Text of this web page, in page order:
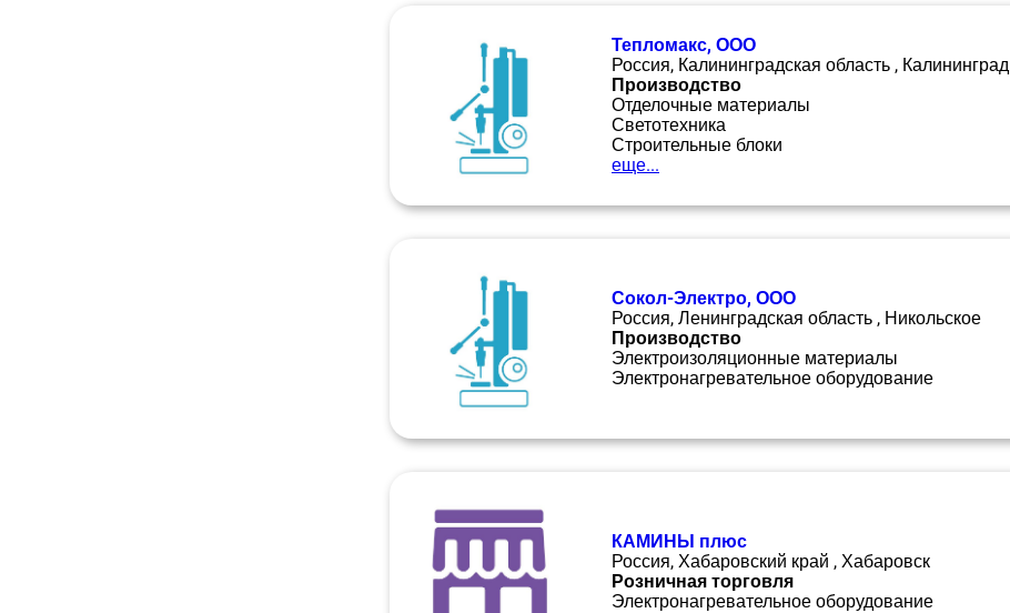
Тепломакс, ООО
Россия, Калининградская область , Калининград
Производство
Отделочные материалы
Светотехника
Строительные блоки
еще...
Сокол-Электро, ООО
Россия, Ленинградская область , Никольское
Производство
Электроизоляционные материалы
Электронагревательное оборудование
КАМИНЫ плюс
Россия, Хабаровский край , Хабаровск
Розничная торговля
Электронагревательное оборудование